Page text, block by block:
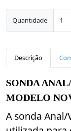
Quantidade
Descrição
SONDA
MODELO
A sonda Anal/